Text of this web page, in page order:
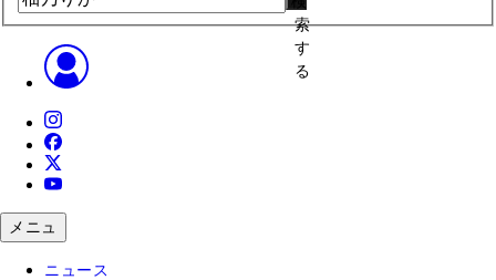
索
す
る
メニュ
ニュース